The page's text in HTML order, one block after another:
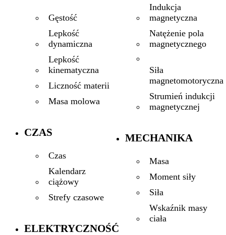
Gęstość
Lepkość
dynamiczna
Lepkość
kinematyczna
Liczność materii
Masa molowa
CZAS
Czas
Kalendarz
ciążowy
Strefy czasowe
ELEKTRYCZNOŚĆ
Indukcja
magnetyczna
Natężenie pola
magnetycznego
Siła
magnetomotoryczna
Strumień indukcji
magnetycznej
MECHANIKA
Masa
Moment siły
Siła
Wskaźnik masy
ciała